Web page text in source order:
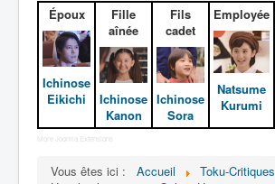
Lieux
Épisodes
Chronologie
Entourage
Époux
Ichinose
Eikichi
Fille
aînée
Ichinose
Kanon
Fils
cadet
Ichinose
Sora
Employée
Natsume
Kurumi
More Joomla Extensions
Vous êtes ici : Accueil
Toku-Critiques